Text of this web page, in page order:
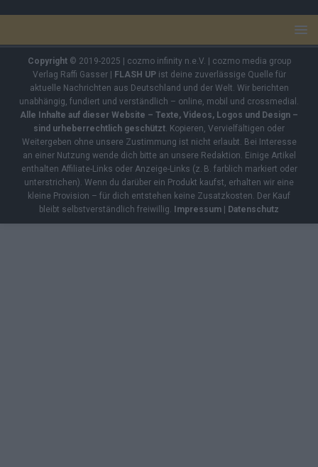
Copyright© 2019-2025 | cozmo infinity n.e.V. | cozmo media group
Verlag Raffi Gasser |
FLASH UPist deine zuverlässige Quelle für
aktuelle Nachrichten aus Deutschland und der Welt. Wir berichten
unabhängig, fundiert und verständlich – online, mobil und crossmedial.
Alle Inhalte auf dieser Website – Texte, Videos, Logos und Design –
sind urheberrechtlich geschützt. Kopieren, Vervielfältigen oder
Weitergeben ohne unsere Zustimmung ist nicht erlaubt. Bei Interesse
an einer Nutzung wende dich bitte an unsere Redaktion. Einige Artikel
enthalten Affiliate-Links oder Anzeige-Links (z. B. farblich markiert oder
unterstrichen). Wenn du darüber ein Produkt kaufst, erhalten wir eine
kleine Provision – für dich entstehen keine Zusatzkosten. Der Kauf
bleibt selbstverständlich freiwillig.
Impressum Datenschutz